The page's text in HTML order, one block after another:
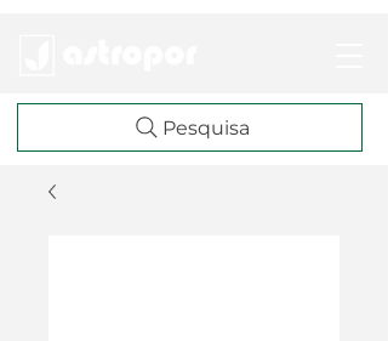
Pesquisa